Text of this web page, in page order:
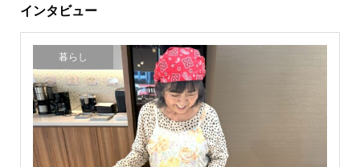
インタビュー
暮らし